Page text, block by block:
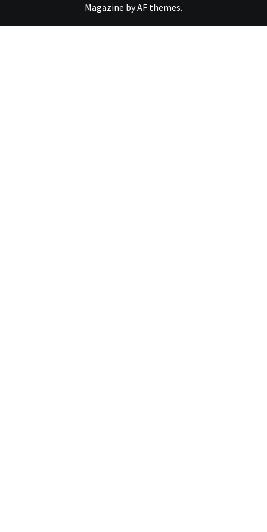
Magazine byAF themes.